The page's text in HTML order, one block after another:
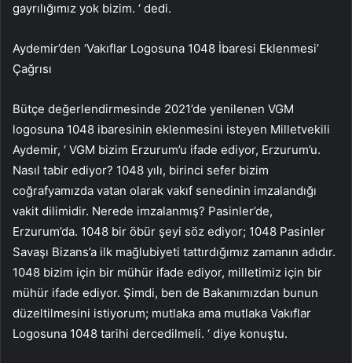
gayrılığımız yok bizim. ‘ dedi.
Aydemir’den ‘Vakıflar Logosuna 1048 İbaresi Eklenmesi’
Çağrısı
Bütçe değerlendirmesinde 2021’de yenilenen VGM
logosuna 1048 ibaresinin eklenmesini isteyen Milletvekili
Aydemir, ‘ VGM bizim Erzurum’u ifade ediyor, Erzurum’u.
Nasıl tabir ediyor? 1048 yılı, birinci sefer bizim
coğrafyamızda vatan olarak vakıf senedinin imzalandığı
vakit dilimidir. Nerede imzalanmış? Pasinler’de,
Erzurum’da. 1048 bir öbür şeyi söz ediyor; 1048 Pasinler
Savaşı Bizans’a ilk mağlubiyeti tattırdığımız zamanın adıdır.
1048 bizim için bir mühür ifade ediyor, milletimiz için bir
mühür ifade ediyor. Şimdi, ben de Bakanımızdan bunun
düzeltilmesini istiyorum; mutlaka ama mutlaka Vakıflar
Logosuna 1048 tarihi dercedilmeli. ‘ diye konuştu.